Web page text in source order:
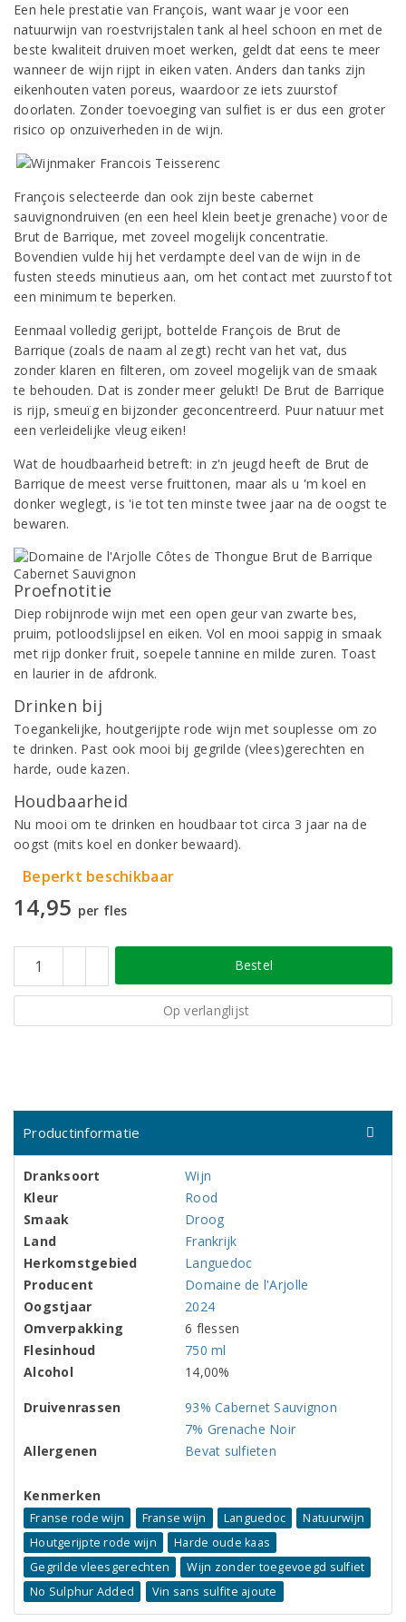
Een hele prestatie van François, want waar je voor een
natuurwijn van roestvrijstalen tank al heel schoon en met de
beste kwaliteit druiven moet werken, geldt dat eens te meer
wanneer de wijn rijpt in eiken vaten. Anders dan tanks zijn
eikenhouten vaten poreus, waardoor ze iets zuurstof
doorlaten. Zonder toevoeging van sulfiet is er dus een groter
risico op onzuiverheden in de wijn.
François selecteerde dan ook zijn beste cabernet
sauvignondruiven (en een heel klein beetje grenache) voor de
Brut de Barrique, met zoveel mogelijk concentratie.
Bovendien vulde hij het verdampte deel van de wijn in de
fusten steeds minutieus aan, om het contact met zuurstof tot
een minimum te beperken.
Eenmaal volledig gerijpt, bottelde François de Brut de
Barrique (zoals de naam al zegt) recht van het vat, dus
zonder klaren en filteren, om zoveel mogelijk van de smaak
te behouden. Dat is zonder meer gelukt! De Brut de Barrique
is rijp, smeuïg en bijzonder geconcentreerd. Puur natuur met
een verleidelijke vleug eiken!
Wat de houdbaarheid betreft: in z'n jeugd heeft de Brut de
Barrique de meest verse fruittonen, maar als u 'm koel en
donker weglegt, is 'ie tot ten minste twee jaar na de oogst te
bewaren.
Proefnotitie
Diep robijnrode wijn met een open geur van zwarte bes,
pruim, potloodslijpsel en eiken. Vol en mooi sappig in smaak
met rijp donker fruit, soepele tannine en milde zuren. Toast
en laurier in de afdronk.
Drinken bij
Toegankelijke, houtgerijpte rode wijn met souplesse om zo
te drinken. Past ook mooi bij gegrilde (vlees)gerechten en
harde, oude kazen.
Houdbaarheid
Nu mooi om te drinken en houdbaar tot circa 3 jaar na de
oogst (mits koel en donker bewaard).
Beperkt beschikbaar
14,95 per fles
Bestel
Op verlanglijst
Productinformatie
Dranksoort
Wijn
Kleur
Rood
Smaak
Droog
Land
Frankrijk
Herkomstgebied
Languedoc
Producent
Domaine de l'Arjolle
Oogstjaar
2024
Omverpakking
6 flessen
Flesinhoud
750 ml
Alcohol
14,00%
Druivenrassen
93% Cabernet Sauvignon
7% Grenache Noir
Allergenen
Bevat sulfieten
Kenmerken
Franse rode wijn Franse wijn Languedoc
Natuurwijn
Houtgerijpte rode wijn
Harde oude kaas
Gegrilde vleesgerechten
Wijn zonder toegevoegd sulfiet
No Sulphur Added
Vin sans sulfite ajoute